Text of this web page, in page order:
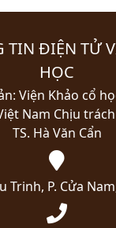
TIN ĐIỆN TỬ
HỌC
Viện Khảo cổ
Nam Chịu
TS. Hà Văn Cẩn
Trinh, P. Cửa